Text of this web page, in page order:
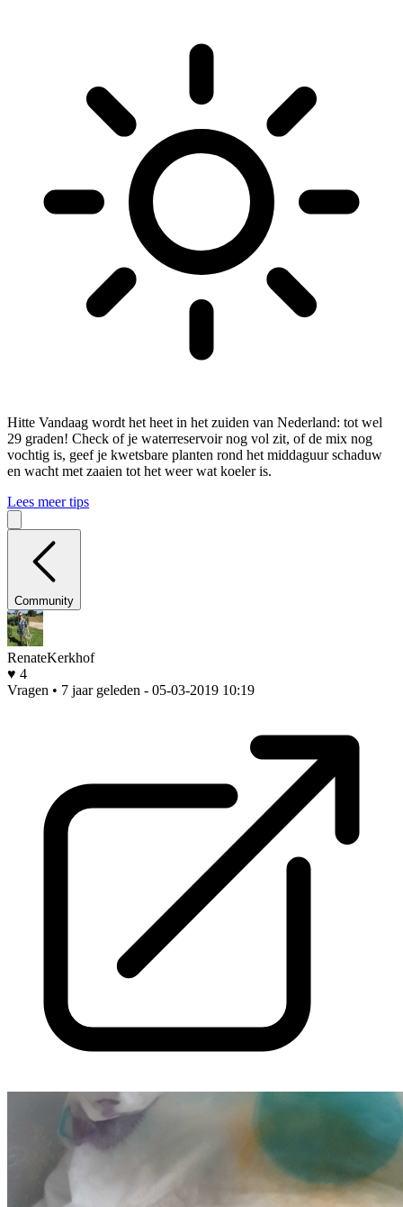
Hitte Vandaag wordt het heet in het zuiden van Nederland: tot wel
29 graden! Check of je waterreservoir nog vol zit, of de mix nog
vochtig is, geef je kwetsbare planten rond het middaguur schaduw
en wacht met zaaien tot het weer wat koeler is.
Lees meer tips
Community
RenateKerkhof
♥ 4
Vragen • 7 jaar geleden - 05-03-2019 10:19